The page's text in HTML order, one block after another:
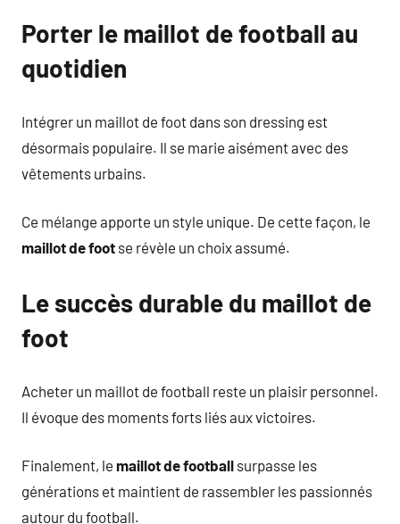
Porter le maillot de football au
quotidien
Intégrer un maillot de foot dans son dressing est
désormais populaire. Il se marie aisément avec des
vêtements urbains.
Ce mélange apporte un style unique. De cette façon, le
maillot de foot se révèle un choix assumé.
Le succès durable du maillot de
foot
Acheter un maillot de football reste un plaisir personnel.
Il évoque des moments forts liés aux victoires.
Finalement, le maillot de football surpasse les
générations et maintient de rassembler les passionnés
autour du football.